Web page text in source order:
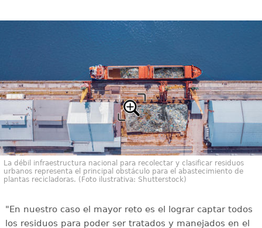
La débil infraestructura nacional para recolectar y clasificar residuos
urbanos representa el principal obstáculo para el abastecimiento de
plantas recicladoras. (Foto ilustrativa: Shutterstock)
"En nuestro caso el mayor reto es el lograr captar todos
los residuos para poder ser tratados y manejados en el